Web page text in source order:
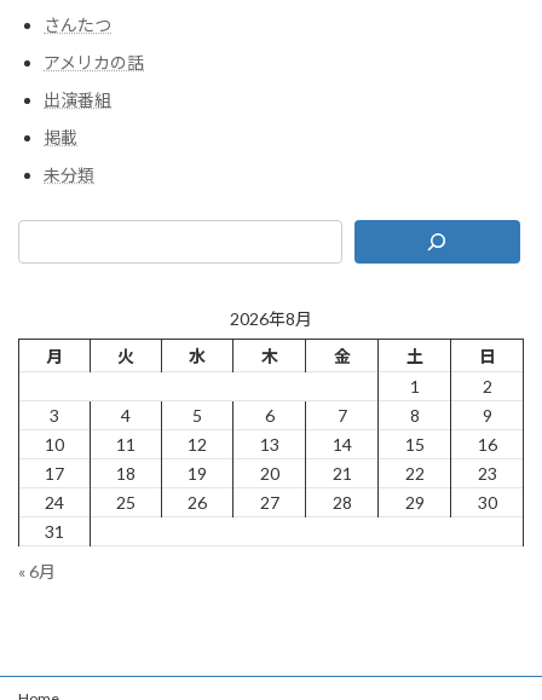
さんたつ
アメリカの話
出演番組
掲載
未分類
2026年8月
月
火 水 木 金 土
日
1
2
3
4 5 6 7 8
9
10
11 12 13 14 15
16
17
18 19 20 21 22
23
24
25 26 27 28 29
30
31
« 6月